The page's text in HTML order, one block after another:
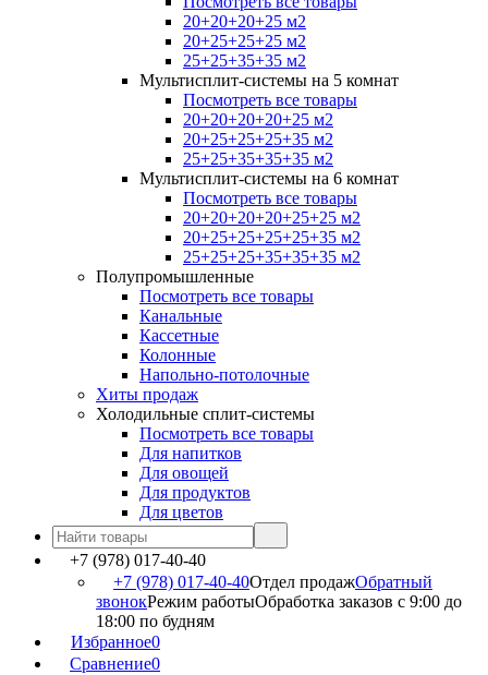
20+20+20+25 м2
20+25+25+25 м2
25+25+35+35 м2
Мультисплит-системы на 5 комнат
Посмотреть все товары
20+20+20+20+25 м2
20+25+25+25+35 м2
25+25+35+35+35 м2
Мультисплит-системы на 6 комнат
Посмотреть все товары
20+20+20+20+25+25 м2
20+25+25+25+25+35 м2
25+25+25+35+35+35 м2
Полупромышленные
Посмотреть все товары
Канальные
Кассетные
Колонные
Напольно-потолочные
Хиты продаж
Холодильные сплит-системы
Посмотреть все товары
Для напитков
Для овощей
Для продуктов
Для цветов
+7 (978) 017-40-40
+7 (978) 017-40-40Отдел продажОбратный
звонокРежим работыОбработка заказов с 9:00 до
18:00 по будням
Избранное0
Сравнение0